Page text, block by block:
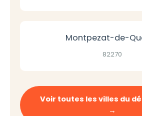
Montpezat-de-
82270
Voir toutes les villes du
→